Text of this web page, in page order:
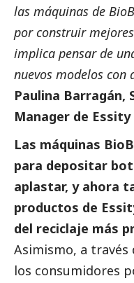
las máquinas de
por construir
implica pensar de
nuevos modelos con
Paulina Barragán,
Manager de
Las máquinas
para depositar
aplastar, y ahora
productos de
del reciclaje más
Asimismo, a través
los consumidores